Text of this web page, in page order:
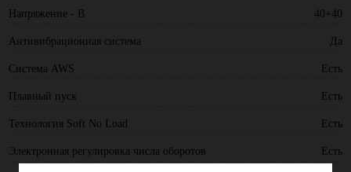
Напряжение - В 40+40
Антивибрационная система Да
Система AWS Есть
Плавный пуск Есть
Технология Soft No Load Есть
Электронная регулировка числа оборотов Есть